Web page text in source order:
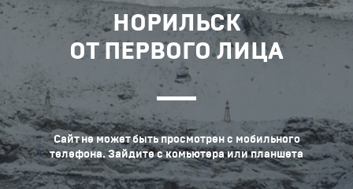
НОРИЛЬСК
ОТ ПЕРВОГО ЛИЦА
Сайт не может быть просмотрен с мобильного
телефона. Зайдите с комьютера или планшета